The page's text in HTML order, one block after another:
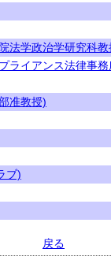
法学政治学研究科
ライアンス法律事務
准教授)
ブ)
戻る